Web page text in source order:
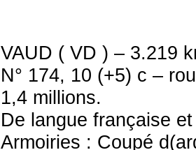
VAUD ( VD ) – 3.219
N° 174, 10 (+5) c –
1,4 millions.
De langue française
Armoiries : Coupé